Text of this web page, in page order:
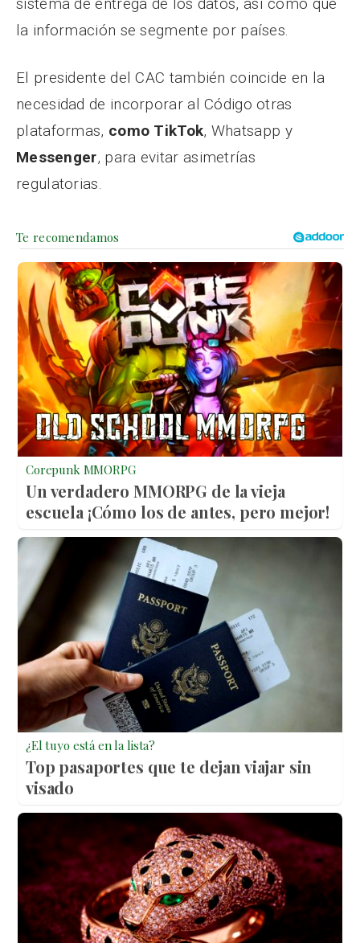
la información se segmente por países.
El presidente del CAC también coincide en la
necesidad de incorporar al Código otras
plataformas, como TikTok, Whatsapp y
Messenger, para evitar asimetrías
regulatorias.
Corepunk MMORPG
Un verdadero MMORPG de la vieja
escuela ¡Cómo los de antes, pero mejor!
¿El tuyo está en la lista?
Top pasaportes que te dejan viajar sin
visado